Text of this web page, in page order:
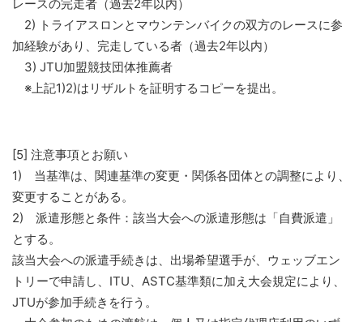
レースの完走者（過去2年以内）
2) トライアスロンとマウンテンバイクの双方のレースに参
加経験があり、完走している者（過去2年以内）
3) JTU加盟競技団体推薦者
※上記1)2)はリザルトを証明するコピーを提出。
[5] 注意事項とお願い
1) 当基準は、関連基準の変更・関係各団体との調整により、
変更することがある。
2) 派遣形態と条件：該当大会への派遣形態は「自費派遣」
とする。
該当大会への派遣手続きは、出場希望選手が、ウェッブエン
トリーで申請し、ITU、ASTC基準類に加え大会規定により、
JTUが参加手続きを行う。